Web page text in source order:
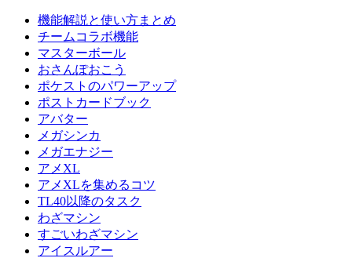
機能解説と使い方まとめ
チームコラボ機能
マスターボール
おさんぽおこう
ポケストのパワーアップ
ポストカードブック
アバター
メガシンカ
メガエナジー
アメXL
アメXLを集めるコツ
TL40以降のタスク
わざマシン
すごいわざマシン
アイスルアー